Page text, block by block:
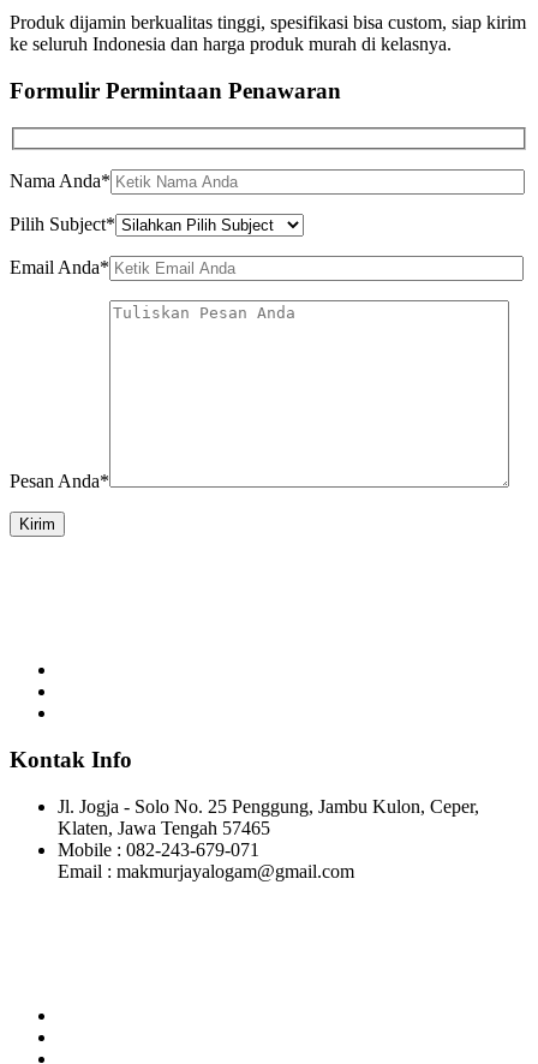
Produk dijamin berkualitas tinggi, spesifikasi bisa custom, siap kirim
ke seluruh Indonesia dan harga produk murah di kelasnya.
Formulir Permintaan Penawaran
Nama Anda*
Pilih Subject*
Email Anda*
Pesan Anda*
Kirim
Kontak Info
Jl. Jogja - Solo No. 25 Penggung, Jambu Kulon, Ceper,
Klaten, Jawa Tengah 57465
Mobile : 082-243-679-071
Email : makmurjayalogam@gmail.com